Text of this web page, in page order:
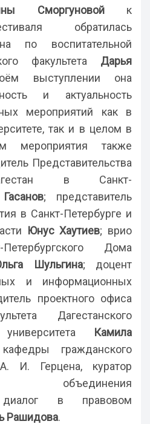
Сморгуновойк
обратилась
по воспитательной
факультета Дарья
выступлении она
и актуальность
мероприятий как в
так и в целом в
мероприятия также
Представительства
в Санкт-
; представитель
в Санкт-Петербурге и
Юнус Хаутиев; врио
Дома
Шульгина; доцент
и информационных
проектного офиса
Дагестанского
университета Камила
гражданского
И. Герцена, куратор
объединения
диалог в правовом
Рашидова.